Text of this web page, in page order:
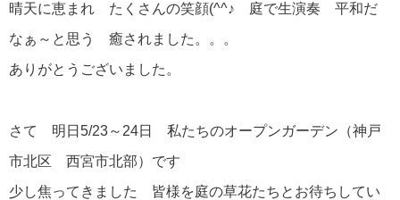
晴天に恵まれ たくさんの笑顔(^^♪ 庭で生演奏 平和だ
なぁ～と思う 癒されました。。。
ありがとうございました。
さて 明日5/23～24日 私たちのオープンガーデン（神戸
市北区 西宮市北部）です
少し焦ってきました 皆様を庭の草花たちとお待ちしてい